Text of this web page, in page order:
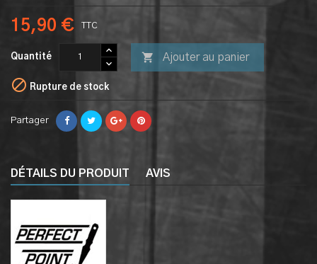
15,90 € TTC
Quantité  Ajouter au panier
 Rupture de stock
Partager
DÉTAILS DU PRODUIT AVIS